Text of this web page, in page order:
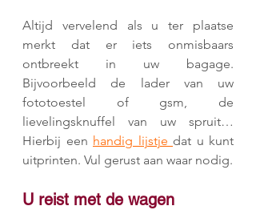
Altijd vervelend als u ter plaatse
merkt dat er iets onmisbaars
ontbreekt in uw bagage.
Bijvoorbeeld de lader van uw
fototoestel of gsm, de
lievelingsknuffel van uw spruit…
Hierbij een handig lijstje dat u kunt
uitprinten. Vul gerust aan waar nodig.
U reist met de wagen